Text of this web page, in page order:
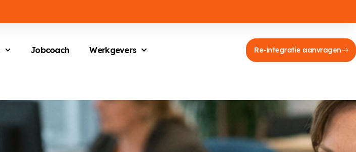
Jobcoach Werkgevers Re-integratie aanvragen